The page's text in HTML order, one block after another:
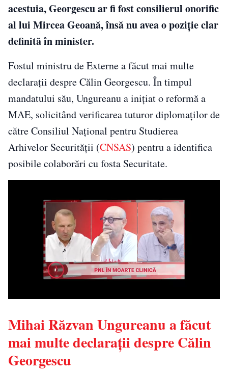
acestuia, Georgescu ar fi fost consilierul onorific
al lui Mircea Geoană, însă nu avea o poziție clar
definită în minister.
Fostul ministru de Externe a făcut mai multe
declarații despre Călin Georgescu. În timpul
mandatului său, Ungureanu a inițiat o reformă a
MAE, solicitând verificarea tuturor diplomaților de
către Consiliul Național pentru Studierea
Arhivelor Securității (CNSAS) pentru a identifica
posibile colaborări cu fosta Securitate.
Mihai Răzvan Ungureanu a făcut
mai multe declarații despre Călin
Georgescu